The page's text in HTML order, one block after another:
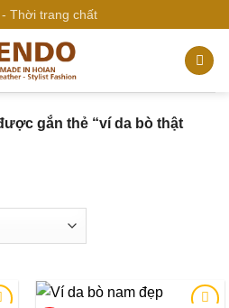
Thời trang chất
gắn thẻ “ví da bò thật